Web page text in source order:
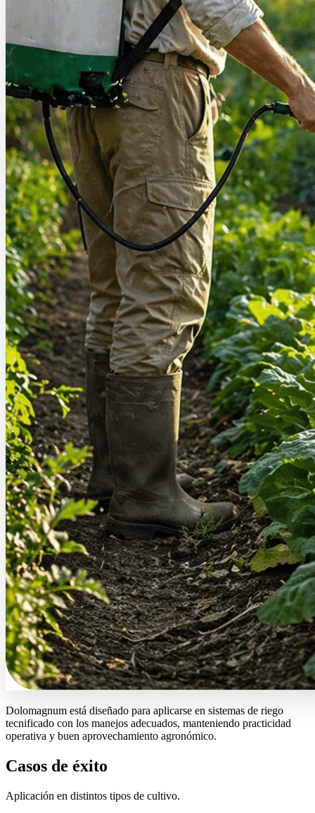
Dolomagnum está diseñado para aplicarse en sistemas de riego
tecnificado con los manejos adecuados, manteniendo practicidad
operativa y buen aprovechamiento agronómico.
Casos de éxito
Aplicación en distintos tipos de cultivo.